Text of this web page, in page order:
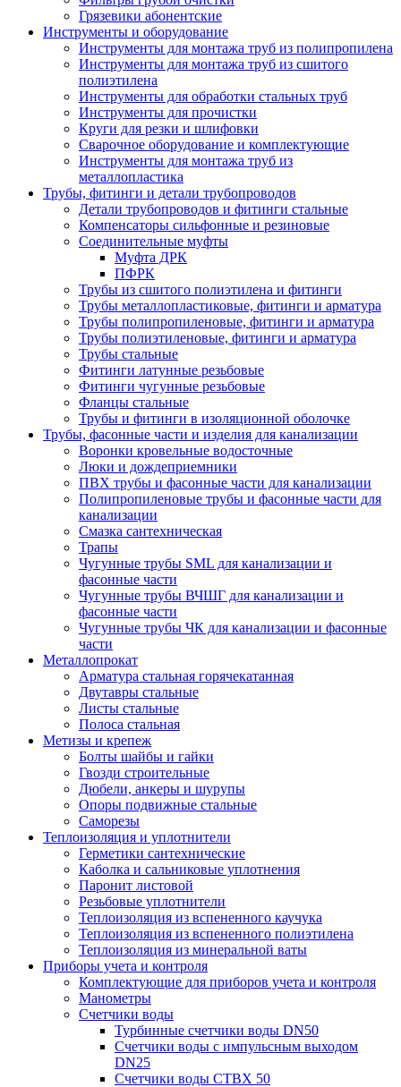
Грязевики абонентские
Инструменты и оборудование
Инструменты для монтажа труб из полипропилена
Инструменты для монтажа труб из сшитого
полиэтилена
Инструменты для обработки стальных труб
Инструменты для прочистки
Круги для резки и шлифовки
Сварочное оборудование и комплектующие
Инструменты для монтажа труб из
металлопластика
Трубы, фитинги и детали трубопроводов
Детали трубопроводов и фитинги стальные
Компенсаторы сильфонные и резиновые
Соединительные муфты
Муфта ДРК
ПФРК
Трубы из сшитого полиэтилена и фитинги
Трубы металлопластиковые, фитинги и арматура
Трубы полипропиленовые, фитинги и арматура
Трубы полиэтиленовые, фитинги и арматура
Трубы стальные
Фитинги латунные резьбовые
Фитинги чугунные резьбовые
Фланцы стальные
Трубы и фитинги в изоляционной оболочке
Трубы, фасонные части и изделия для канализации
Воронки кровельные водосточные
Люки и дождеприемники
ПВХ трубы и фасонные части для канализации
Полипропиленовые трубы и фасонные части для
канализации
Смазка сантехническая
Трапы
Чугунные трубы SML для канализации и
фасонные части
Чугунные трубы ВЧШГ для канализации и
фасонные части
Чугунные трубы ЧК для канализации и фасонные
части
Металлопрокат
Арматура стальная горячекатанная
Двутавры стальные
Листы стальные
Полоса стальная
Метизы и крепеж
Болты шайбы и гайки
Гвозди строительные
Дюбели, анкеры и шурупы
Опоры подвижные стальные
Саморезы
Теплоизоляция и уплотнители
Герметики сантехнические
Каболка и сальниковые уплотнения
Паронит листовой
Резьбовые уплотнители
Теплоизоляция из вспененного каучука
Теплоизоляция из вспененного полиэтилена
Теплоизоляция из минеральной ваты
Приборы учета и контроля
Комплектующие для приборов учета и контроля
Манометры
Счетчики воды
Турбинные счетчики воды DN50
Счетчики воды с импульсным выходом
DN25
Счетчики воды СТВХ 50